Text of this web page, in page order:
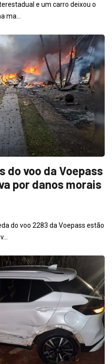
e um carro deixou o
ma...
do voo da Voepass
por danos morais
do voo 2283 da Voepass estão